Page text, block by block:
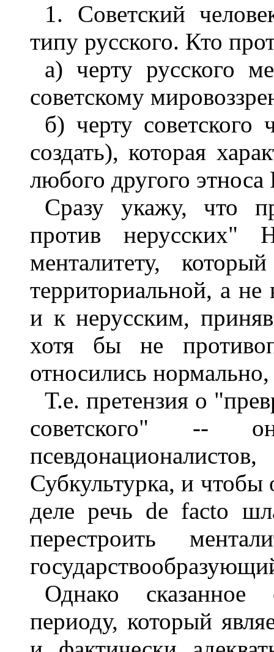
1. Советский
типу русского. Кто
а) черту русского
советскому
б) черту советского
создать), которая
любого другого этноса
Сразу укажу, что
против нерусских"
менталитету,
территориальной, а
и к нерусским,
хотя бы не
относились
Т.е. претензия о
советского" --
Субкультурка, и
деле речь de facto
перестроить
Однако сказанное
периоду, который